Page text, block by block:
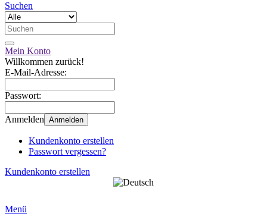
Suchen
Mein Konto
Willkommen zurück!
E-Mail-Adresse:
Passwort:
Anmelden Anmelden
Kundenkonto erstellen
Passwort vergessen?
Kundenkonto erstellen
Menü